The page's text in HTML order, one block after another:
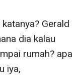
Gerald
dia kalau
rumah? apa
iya,